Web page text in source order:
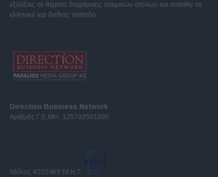
εξελίξεις σε θέματα διαχείρισης εταιρικών στόλων και mobility σε
ελληνικό και διεθνές επίπεδο.
Direction Business Network
Αριθμός Γ.Ε.ΜΗ. 125702501000
Μέλος #232469 Μ.Η.Τ.